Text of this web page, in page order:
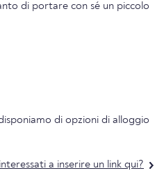
di portare con sé un piccolo
di opzioni di alloggio
a inserire un link qui?